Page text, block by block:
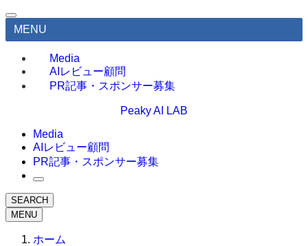
MENU
Media
AIレビュー顧問
PR記事・スポンサー募集
Peaky AI LAB
Media
AIレビュー顧問
PR記事・スポンサー募集
SEARCH
MENU
ホーム